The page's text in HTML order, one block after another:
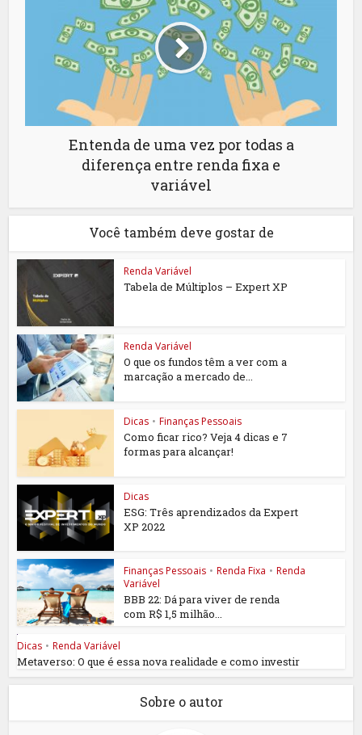
Entenda de uma vez por todas a
diferença entre renda fixa e
variável
Você também deve gostar de
Renda Variável
Tabela de Múltiplos – Expert XP
Renda Variável
O que os fundos têm a ver com a
marcação a mercado de...
Dicas • Finanças Pessoais
Como ficar rico? Veja 4 dicas e 7
formas para alcançar!
Dicas
ESG: Três aprendizados da Expert
XP 2022
Finanças Pessoais • Renda Fixa • Renda
Variável
BBB 22: Dá para viver de renda
com R$ 1,5 milhão...
Dicas • Renda Variável
Metaverso: O que é essa nova realidade e como investir
Sobre o autor